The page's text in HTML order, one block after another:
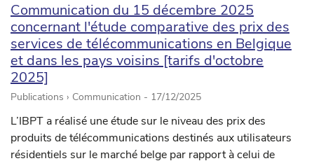
Communication du 15 décembre 2025
concernant l'étude comparative des prix des
services de télécommunications en Belgique
et dans les pays voisins [tarifs d'octobre
2025]
Publications › Communication - 17/12/2025
L’IBPT a réalisé une étude sur le niveau des prix des
produits de télécommunications destinés aux utilisateurs
résidentiels sur le marché belge par rapport à celui de